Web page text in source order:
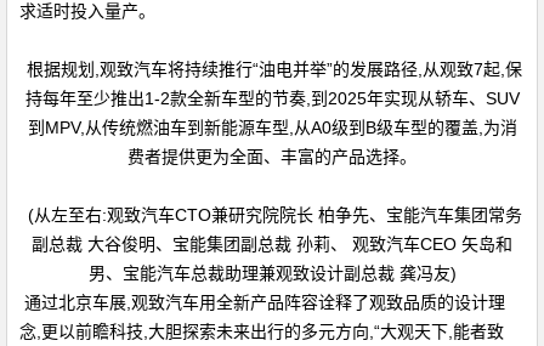
求适时投入量产。
根据规划,观致汽车将持续推行“油电并举”的发展路径,从观致7起,保
持每年至少推出1-2款全新车型的节奏,到2025年实现从轿车、SUV
到MPV,从传统燃油车到新能源车型,从A0级到B级车型的覆盖,为消
费者提供更为全面、丰富的产品选择。
(从左至右:观致汽车CTO兼研究院院长 柏争先、宝能汽车集团常务
副总裁 大谷俊明、宝能集团副总裁 孙莉、 观致汽车CEO 矢岛和
男、宝能汽车总裁助理兼观致设计副总裁 龚冯友)
通过北京车展,观致汽车用全新产品阵容诠释了观致品质的设计理
念,更以前瞻科技,大胆探索未来出行的多元方向,“大观天下,能者致